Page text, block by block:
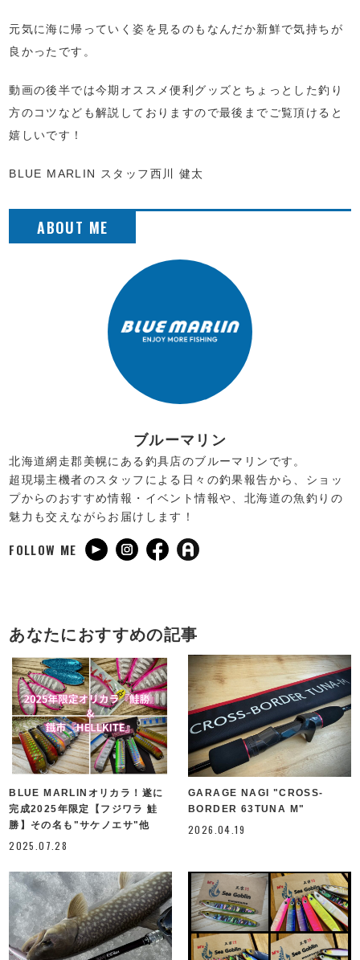
元気に海に帰っていく姿を見るのもなんだか新鮮で気持ちが
良かったです。
動画の後半では今期オススメ便利グッズとちょっとした釣り
方のコツなども解説しておりますので最後までご覧頂けると
嬉しいです！
BLUE MARLIN スタッフ西川 健太
ブルーマリン
北海道網走郡美幌にある釣具店のブルーマリンです。
超現場主機者のスタッフによる日々の釣果報告から、ショッ
プからのおすすめ情報・イベント情報や、北海道の魚釣りの
魅力も交えながらお届けします！
FOLLOW ME
あなたにおすすめの記事
BLUE MARLINオリカラ！遂に
完成2025年限定【フジワラ 鮭
勝】その名も"サケノエサ"他
2025.07.28
GARAGE NAGI "CROSS-
BORDER 63TUNA M"
2026.04.19